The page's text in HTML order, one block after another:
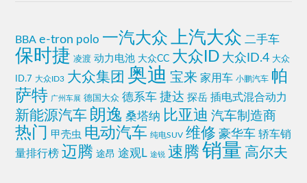
BBA e-tron polo 一汽大众 上汽大众 二手车
保时捷 凌渡 动力电池 大众CC 大众ID 大众ID.4 大众
ID.7 大众ID3 大众集团 奥迪 宝来 家用车 小鹏汽车 帕
萨特 广州车展 德国大众 德系车 捷达 探岳 插电式混合动力
新能源汽车 朗逸 桑塔纳 比亚迪 汽车制造商
热门 甲壳虫 电动汽车 纯电SUV 维修 豪华车 轿车销
量排行榜 迈腾 途昂 途观L 途锐 速腾 销量 高尔夫